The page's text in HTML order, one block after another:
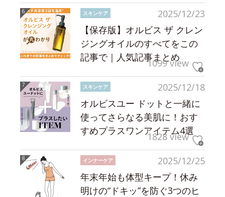
2025/12/23
スキンケア
【保存版】オルビス ザ クレン
ジングオイルのすべてをこの
記事で｜人気記事まとめ
1099 view
2025/12/18
スキンケア
オルビスユー ドットと一緒に
使ってさらなる美肌に！おす
すめプラスワンアイテム4選
1828 view
2025/12/25
インナーケア
年末年始も体型キープ！休み
明けの“ドキッ”を防ぐ3つのヒ